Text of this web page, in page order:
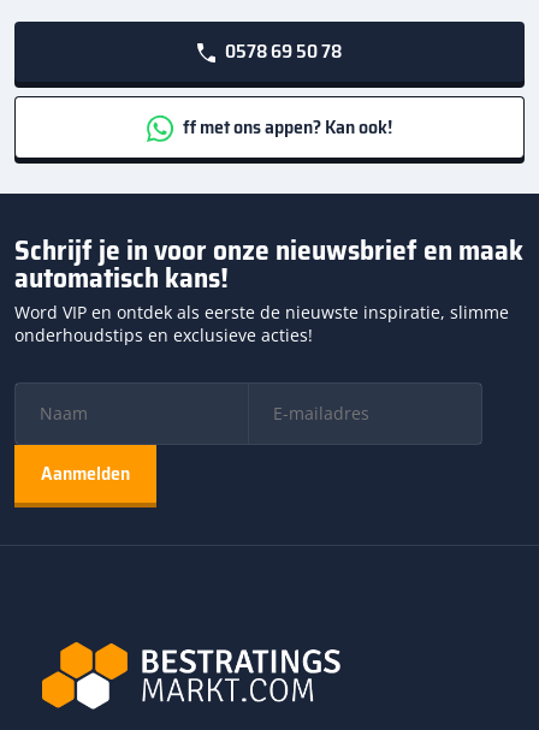
0578 69 50 78
ff met ons appen? Kan ook!
Schrijf je in voor onze nieuwsbrief en maak
automatisch kans!
Word VIP en ontdek als eerste de nieuwste inspiratie, slimme
onderhoudstips en exclusieve acties!